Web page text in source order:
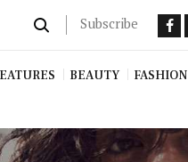
Subscribe
BEAUTY FASHION